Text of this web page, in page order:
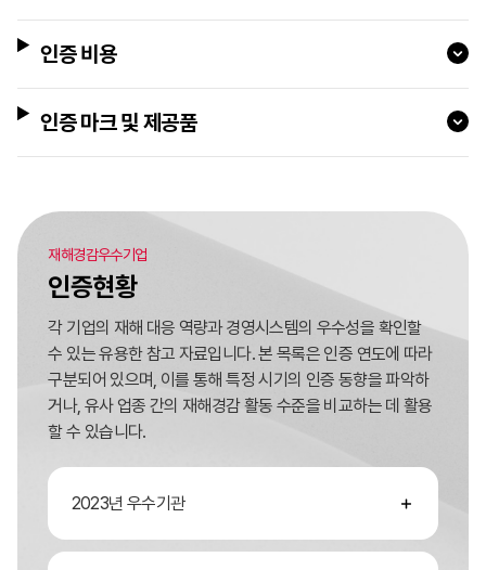
인증 비용
인증 마크 및 제공품
재해경감우수기업
인증현황
각 기업의 재해 대응 역량과 경영시스템의 우수성을 확인할
수 있는 유용한 참고 자료입니다. 본 목록은 인증 연도에 따라
구분되어 있으며, 이를 통해 특정 시기의 인증 동향을 파악하
거나, 유사 업종 간의 재해경감 활동 수준을 비교하는 데 활용
할 수 있습니다.
2023년 우수기관